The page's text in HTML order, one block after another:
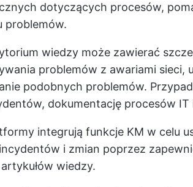
dotyczących procesów,
problemów.
wiedzy może zawierać
problemów z awariami sieci,
podobnych problemów.
dokumentację procesów IT
integrują funkcje KM w celu
i zmian poprzez
wiedzy.